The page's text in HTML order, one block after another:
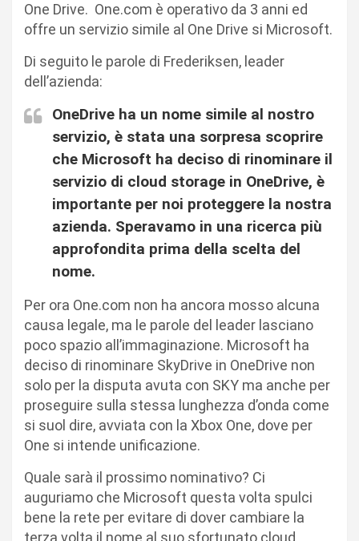
One Drive. One.com è operativo da 3 anni ed
offre un servizio simile al One Drive si Microsoft.
Di seguito le parole di Frederiksen, leader
dell’azienda:
OneDrive ha un nome simile al nostro
servizio, è stata una sorpresa scoprire
che Microsoft ha deciso di rinominare il
servizio di cloud storage in OneDrive, è
importante per noi proteggere la nostra
azienda. Speravamo in una ricerca più
approfondita prima della scelta del
nome.
Per ora One.com non ha ancora mosso alcuna
causa legale, ma le parole del leader lasciano
poco spazio all’immaginazione. Microsoft ha
deciso di rinominare SkyDrive in OneDrive non
solo per la disputa avuta con SKY ma anche per
proseguire sulla stessa lunghezza d’onda come
si suol dire, avviata con la Xbox One, dove per
One si intende unificazione.
Quale sarà il prossimo nominativo? Ci
auguriamo che Microsoft questa volta spulci
bene la rete per evitare di dover cambiare la
terza volta il nome al suo sfortunato cloud